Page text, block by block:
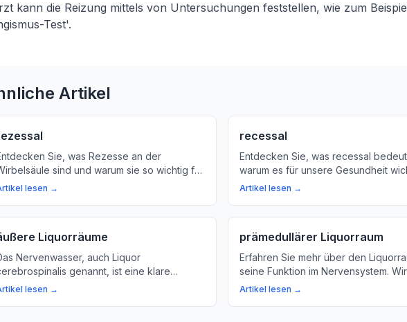
kann die Reizung mittels von Untersuchungen feststellen, wie zum
Test'.
Artikel
Sie, was Rezesse an der
sind und warum sie so wichtig für
Rückenmark sind. Erfahren Sie mehr über
lesen →
recessal
Entdecken Sie, was recessal
warum es für unsere Gesundheit
Wir erläutern den Begriff und seine
Artikel lesen →
Liquorräume
Nervenwasser, auch Liquor
genannt, ist eine klare
die im Gehirn produziert wird. Wir
lesen →
prämedullärer Liquorraum
Erfahren Sie mehr über den
seine Funktion im Nervensystem.
die Bedeutung von Nervenwasser
Artikel lesen →